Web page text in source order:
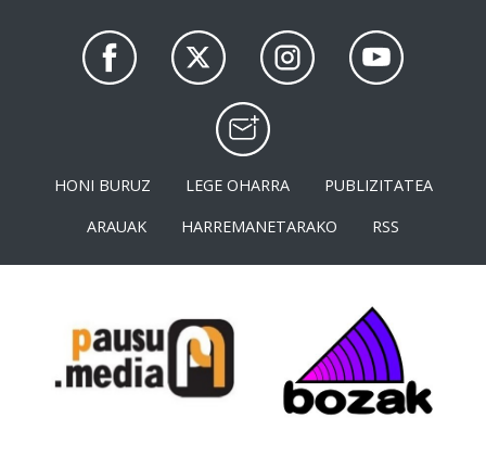
HONI BURUZ LEGE OHARRA
PUBLIZITATEA
ARAUAK
HARREMANETARAKO RSS